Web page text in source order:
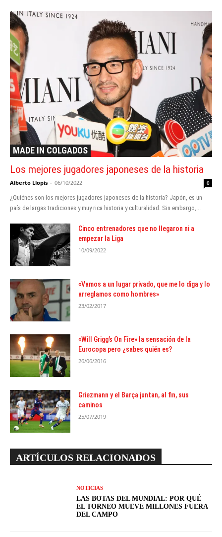
MADE IN COLGADOS
Los mejores jugadores japoneses de la historia
Alberto Llopis - 06/10/2022 0
¿Quiénes son los mejores jugadores japoneses de la historia? Japón, es un
país de largas tradiciones y muy rica historia y culturalidad. Sin embargo,...
Cinco entrenadores que no llegaron ni a
empezar la Liga
10/09/2022
«Vamos a un lugar privado, que me lo diga y lo
arreglamos como hombres»
23/02/2017
«Will Grigg’s On Fire» la sensación de la
Eurocopa pero ¿sabes quién es?
26/06/2016
Griezmann y el Barça juntan, al fin, sus
caminos
25/07/2019
ARTÍCULOS RELACIONADOS
NOTICIAS
LAS BOTAS DEL MUNDIAL: POR QUÉ
EL TORNEO MUEVE MILLONES FUERA
DEL CAMPO